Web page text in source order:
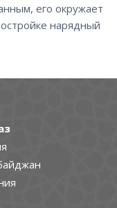
его окружает
нарядный